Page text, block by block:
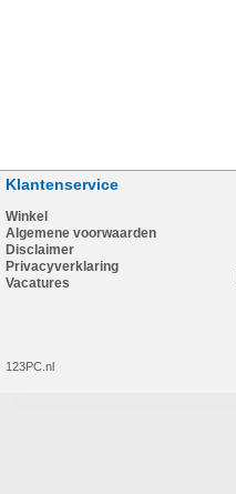
Klantenservice
Winkel
Algemene voorwaarden
Disclaimer
Privacyverklaring
Vacatures
123PC.nl